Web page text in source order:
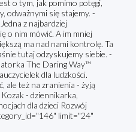
o tym, jak pomimo potęgi,
odważnymi się stajemy. -
z najbardziej
o nim mówić. A im mniej
ma nad nami kontrolę. Ta
tutaj odzyskujemy siebie. -
The Daring Way™
dla ludzkości.
ale też na zranienia - żyją
- dziennikarka,
dla dzieci Rozwój
limit="24"